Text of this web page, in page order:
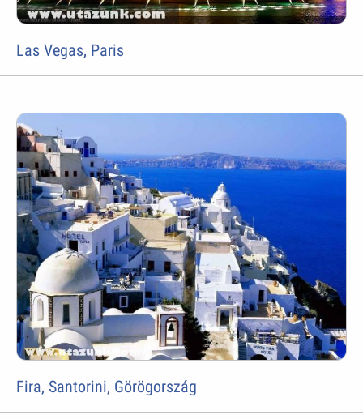
Las Vegas, Paris
Fira, Santorini, Görögország